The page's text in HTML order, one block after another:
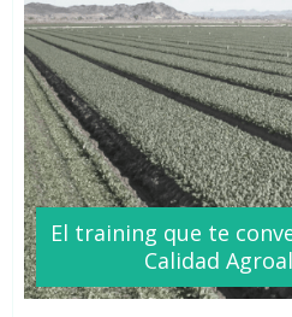
El training que te
Calidad